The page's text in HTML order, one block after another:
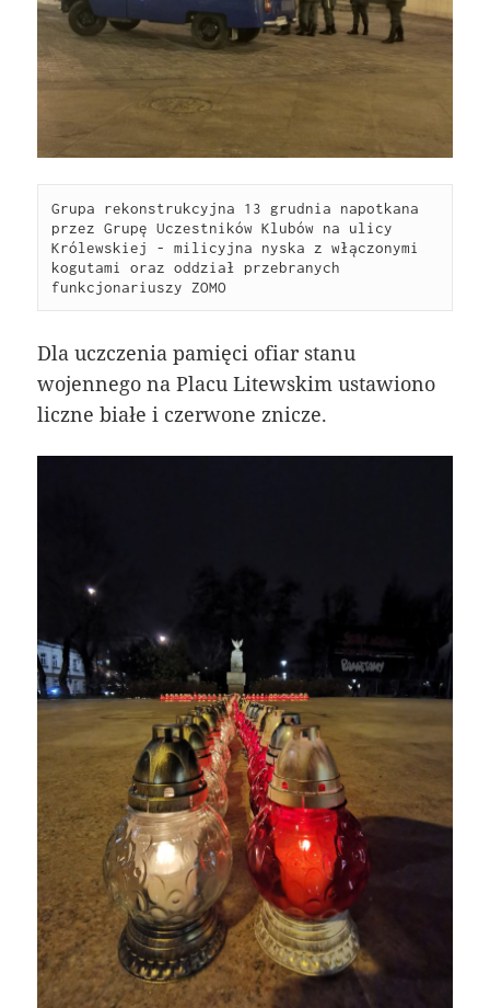
Grupa rekonstrukcyjna 13 grudnia napotkana
przez Grupę Uczestników Klubów na ulicy
Królewskiej - milicyjna nyska z włączonymi
kogutami oraz oddział przebranych
funkcjonariuszy ZOMO
Dla uczczenia pamięci ofiar stanu
wojennego na Placu Litewskim ustawiono
liczne białe i czerwone znicze.